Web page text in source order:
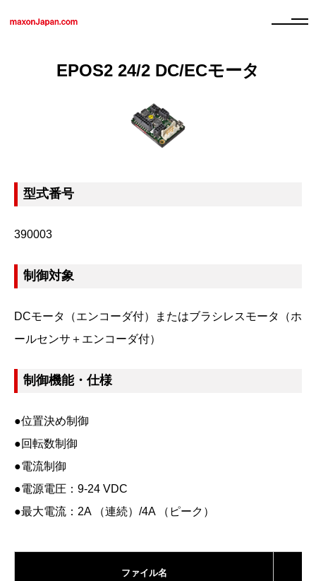
EPOS2 24/2 DC/ECモータ
型式番号
390003
制御対象
DCモータ（エンコーダ付）またはブラシレスモータ（ホ
ールセンサ＋エンコーダ付）
制御機能・仕様
●位置決め制御
●回転数制御
●電流制御
●電源電圧：9-24 VDC
●最大電流：2A （連続）/4A （ピーク）
ファイル名